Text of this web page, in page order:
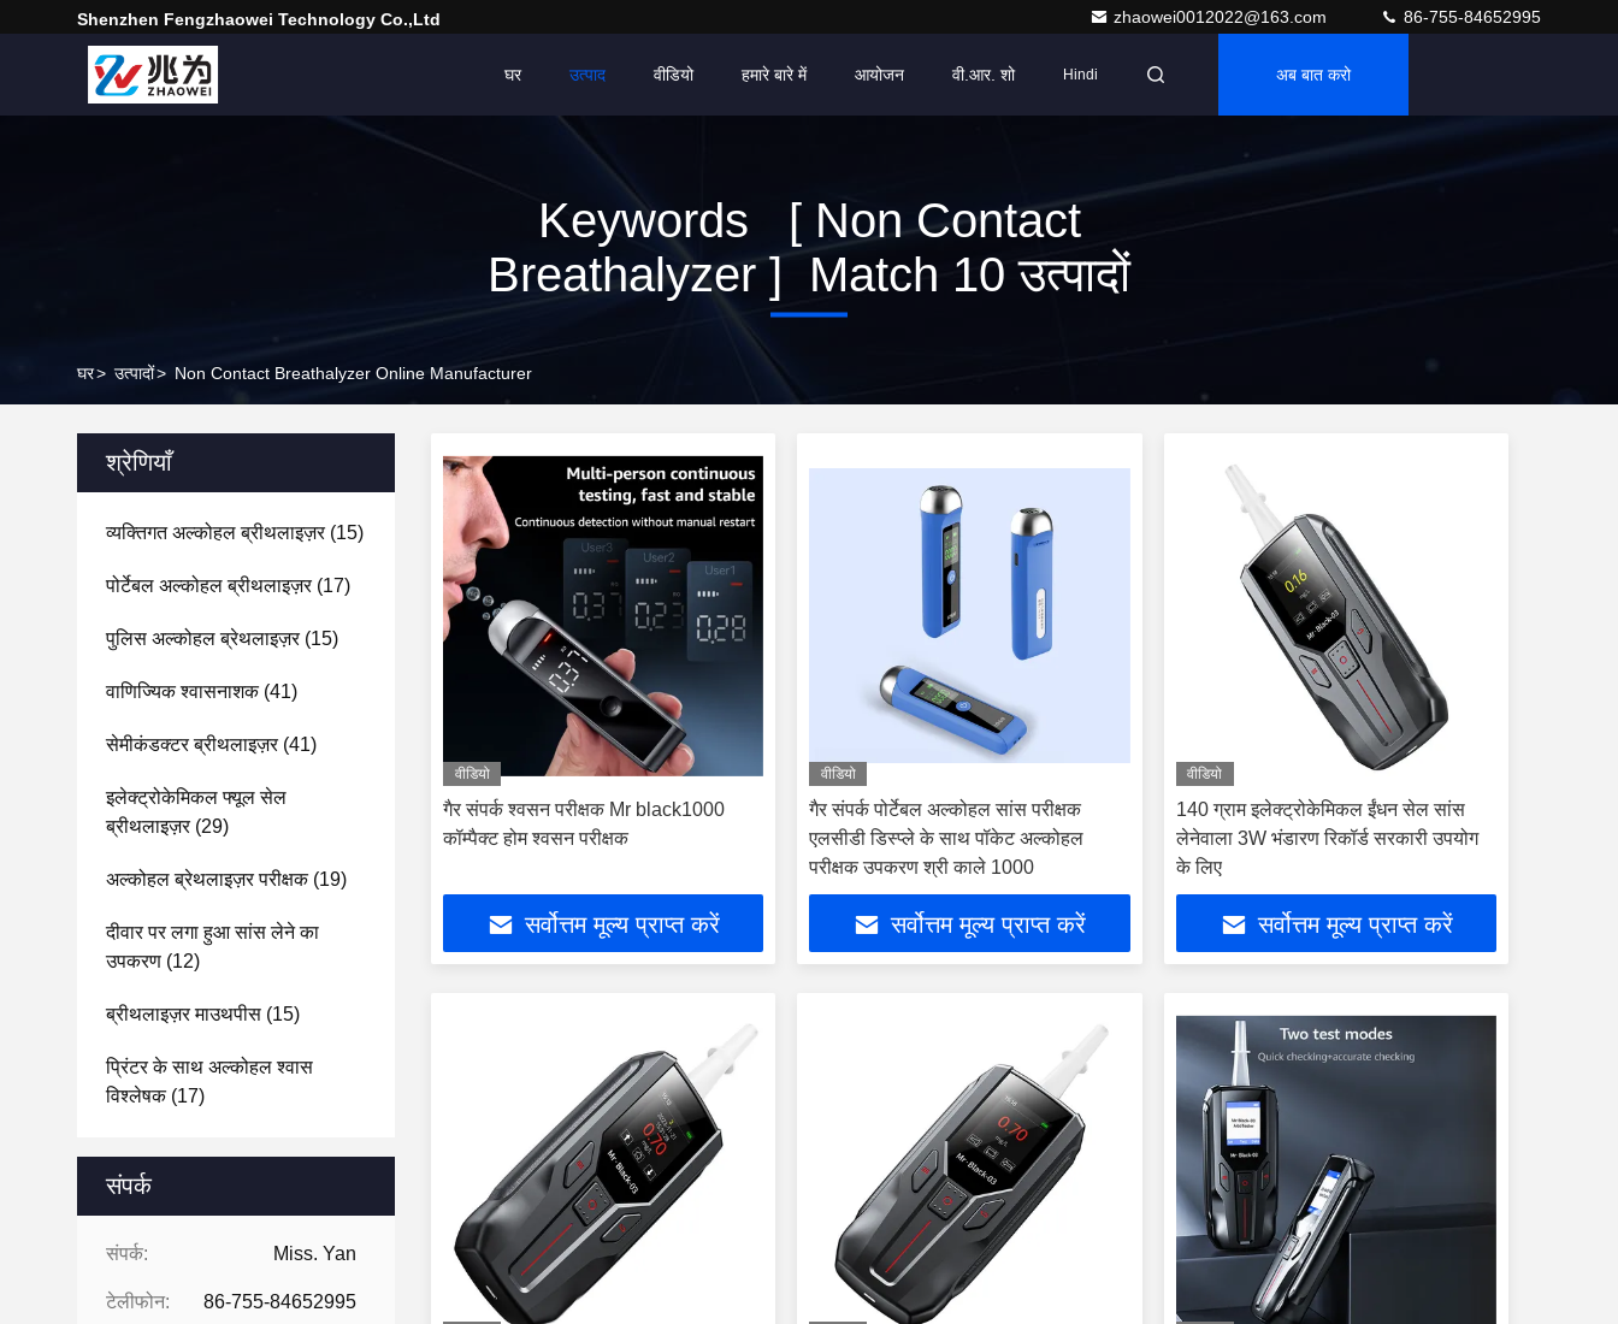
Shenzhen Fengzhaowei Technology Co.,Ltd zhaowei0012022@163.com 86-755-84652995
घर उत्पाद वीडियो हमारे बारे में आयोजन वी.आर. शो Hindi अब बात करो
Keywords [ Non Contact
Breathalyzer ] Match 10 उत्पादों
घर> उत्पादों> Non Contact Breathalyzer Online Manufacturer
श्रेणियाँ
व्यक्तिगत अल्कोहल ब्रीथलाइज़र(15)
पोर्टेबल अल्कोहल ब्रीथलाइज़र(17)
पुलिस अल्कोहल ब्रेथलाइज़र(15)
वाणिज्यिक श्वासनाशक(41)
सेमीकंडक्टर ब्रीथलाइज़र(41)
इलेक्ट्रोकेमिकल फ्यूल सेल
ब्रीथलाइज़र(29)
अल्कोहल ब्रेथलाइज़र परीक्षक(19)
दीवार पर लगा हुआ सांस लेने का
उपकरण (12)
ब्रीथलाइज़र माउथपीस (15)
प्रिंटर के साथ अल्कोहल श्वास
विश्लेषक(17)
संपर्क
संपर्क: Miss. Yan
टेलीफोन: 86-755-84652995
वीडियो
गैर संपर्क श्वसन परीक्षक Mr black1000
कॉम्पैक्ट होम श्वसन परीक्षक
सर्वोत्तम मूल्य प्राप्त करें
वीडियो
गैर संपर्क पोर्टेबल अल्कोहल सांस परीक्षक
एलसीडी डिस्प्ले के साथ पॉकेट अल्कोहल
परीक्षक उपकरण श्री काले 1000
सर्वोत्तम मूल्य प्राप्त करें
वीडियो
140 ग्राम इलेक्ट्रोकेमिकल ईंधन सेल सांस
लेनेवाला 3W भंडारण रिकॉर्ड सरकारी उपयोग
के लिए
सर्वोत्तम मूल्य प्राप्त करें